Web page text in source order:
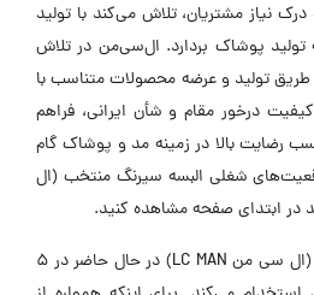
نیاز مشتریان، تلاش می‌کند با تولید
تولید پوشاک بردارد. ال‌سی‌من در تلاش
طریق تولید و عرضه محصولات متناسب با
کیفیت درخور مقام و شأن ایرانی، فراهم
رضایت بالا در زمینه مد و پوشاک گام
شغلی البسه سیرنگ منتخب (ال
البسه سیرنگ منتخب (ال سی من LC MAN) در حال حاضر در ۵